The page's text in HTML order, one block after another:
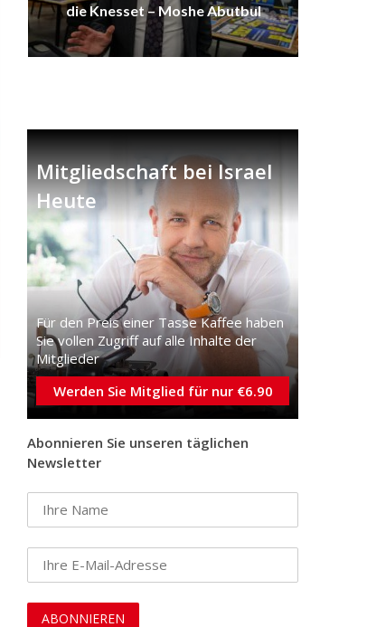
die Knesset – Moshe Abutbul
Mitgliedschaft bei Israel
Heute
Für den Preis einer Tasse Kaffee haben
Sie vollen Zugriff auf alle Inhalte der
Mitglieder
Werden Sie Mitglied für nur €6.90
Abonnieren Sie unseren täglichen
Newsletter